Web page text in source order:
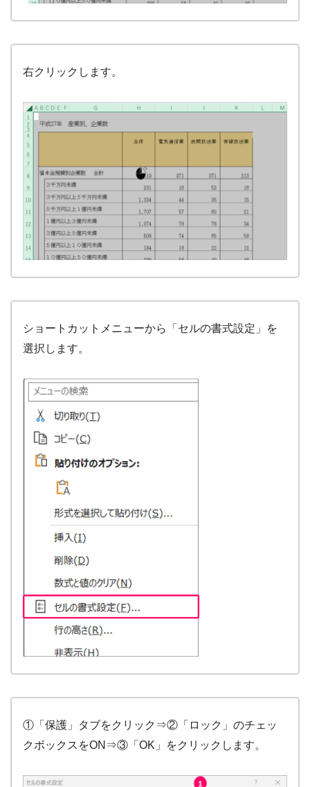
右クリックします。
ショートカットメニューから「セルの書式設定」を
選択します。
①「保護」タブをクリック⇒②「ロック」のチェッ
クボックスをON⇒③「OK」をクリックします。